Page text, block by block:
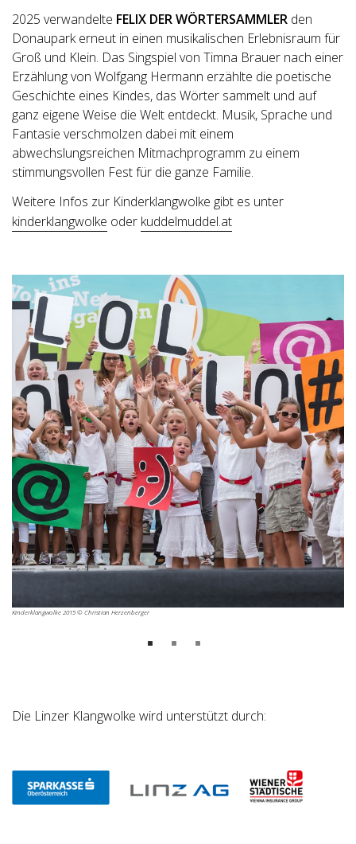
2025 verwandelte FELIX DER WÖRTERSAMMLER den
Donaupark erneut in einen musikalischen Erlebnisraum für
Groß und Klein. Das Singspiel von Timna Brauer nach einer
Erzählung von Wolfgang Hermann erzählte die poetische
Geschichte eines Kindes, das Wörter sammelt und auf
ganz eigene Weise die Welt entdeckt. Musik, Sprache und
Fantasie verschmolzen dabei mit einem
abwechslungsreichen Mitmachprogramm zu einem
stimmungsvollen Fest für die ganze Familie.
Weitere Infos zur Kinderklangwolke gibt es unter
kinderklangwolke oder kuddelmuddel.at
Kinderklangwolke 2015 © Christian Herzenberger
Die Linzer Klangwolke wird unterstützt durch: